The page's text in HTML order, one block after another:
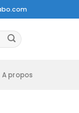
A propos